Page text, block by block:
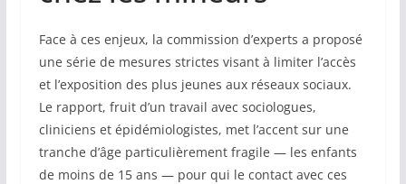
Face à ces enjeux, la commission d’experts a proposé
une série de mesures strictes visant à limiter l’accès
et l’exposition des plus jeunes aux réseaux sociaux.
Le rapport, fruit d’un travail avec sociologues,
cliniciens et épidémiologistes, met l’accent sur une
tranche d’âge particulièrement fragile — les enfants
de moins de 15 ans — pour qui le contact avec ces